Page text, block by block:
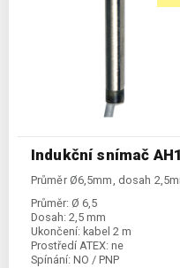
Indukční snímač
Průměr Ø6,5mm, dosah
Průměr: Ø 6,5
Dosah: 2,5 mm
Ukončení: kabel 2 m
Prostředí ATEX: ne
Spínání: NO / PNP